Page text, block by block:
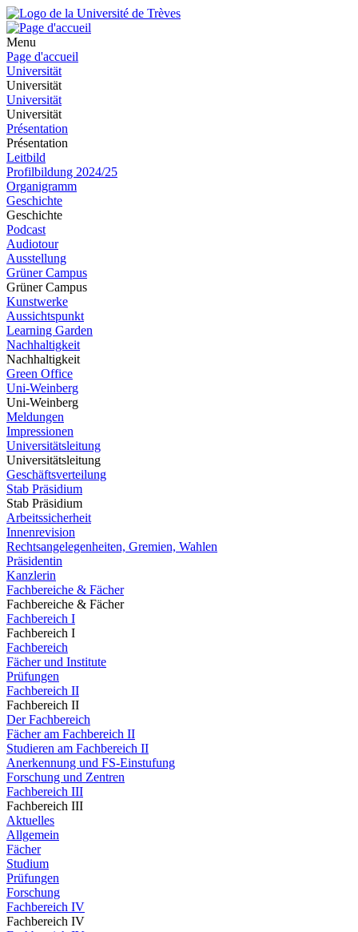
Menu
Page d'accueil
Universität
Universität
Universität
Universität
Présentation
Présentation
Leitbild
Profilbildung 2024/25
Organigramm
Geschichte
Geschichte
Podcast
Audiotour
Ausstellung
Grüner Campus
Grüner Campus
Kunstwerke
Aussichtspunkt
Learning Garden
Nachhaltigkeit
Nachhaltigkeit
Green Office
Uni-Weinberg
Uni-Weinberg
Meldungen
Impressionen
Universitätsleitung
Universitätsleitung
Geschäftsverteilung
Stab Präsidium
Stab Präsidium
Arbeitssicherheit
Innenrevision
Rechtsangelegenheiten, Gremien, Wahlen
Präsidentin
Kanzlerin
Fachbereiche & Fächer
Fachbereiche & Fächer
Fachbereich I
Fachbereich I
Fachbereich
Fächer und Institute
Prüfungen
Fachbereich II
Fachbereich II
Der Fachbereich
Fächer am Fachbereich II
Studieren am Fachbereich II
Anerkennung und FS-Einstufung
Forschung und Zentren
Fachbereich III
Fachbereich III
Aktuelles
Allgemein
Fächer
Studium
Prüfungen
Forschung
Fachbereich IV
Fachbereich IV